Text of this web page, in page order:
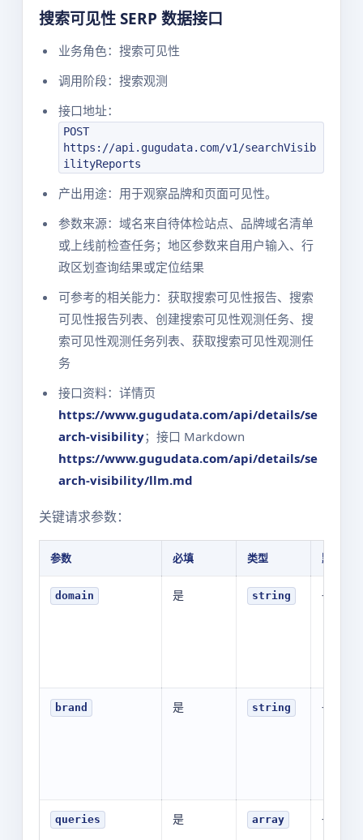
搜索可见性 SERP 数据接口
业务角色：搜索可见性
调用阶段：搜索观测
接口地址：
POST
https://api.gugudata.com/v1/searchVisib
ilityReports
产出用途：用于观察品牌和页面可见性。
参数来源：域名来自待体检站点、品牌域名清单
或上线前检查任务；地区参数来自用户输入、行
政区划查询结果或定位结果
可参考的相关能力：获取搜索可见性报告、搜索
可见性报告列表、创建搜索可见性观测任务、搜
索可见性观测任务列表、获取搜索可见性观测任
务
接口资料：详情页
https://www.gugudata.com/api/details/se
arch-visibility；接口 Markdown
https://www.gugudata.com/api/details/se
arch-visibility/llm.md
关键请求参数：
参数 必填 类型 默认值
domain 是 string -
brand 是 string -
queries 是 array -